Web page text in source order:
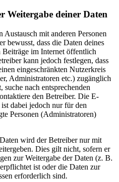
Weitergabe deiner Daten
Austausch mit anderen Personen
bewusst, dass die Daten deines
im Internet öffentlich
kann jedoch festlegen, dass
eingeschränkten Nutzerkreis
Administratoren etc.) zugänglich
suche nach entsprechenden
den Betreiber. Die E-
dabei jedoch nur für den
Personen (Administratoren)
wird der Betreiber nur mit
Dies gilt nicht, sofern er
zur Weitergabe der Daten (z. B.
ist oder die Daten zur
erforderlich sind.